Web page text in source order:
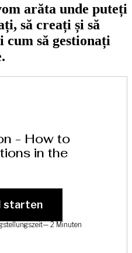
arăta unde puteți
să creați și să
să gestionați